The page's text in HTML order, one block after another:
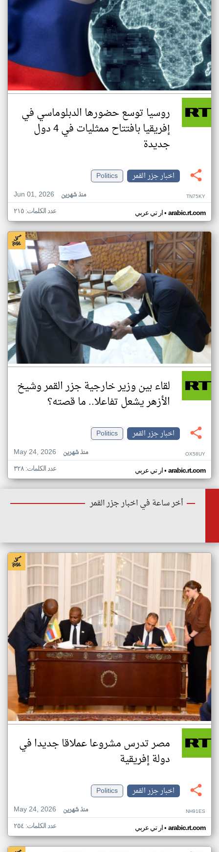
روسيا توسع حضورها الدبلوماسي في
إفريقيا بافتتاح ممثليات في 4 دول
جديدة
اخبار جزر القمر
Politics
Jun 01, 2026
منذ شهرين TN75KY
ار تي عربي• arabic.rt.com عدد الكلمات: ٢١٥
لقاء بين وزير خارجية جزر القمر وشيخ
الأزهر يشعل تفاعلا.. ما قصته؟
اخبار جزر القمر
Politics
May 24, 2026
منذ شهرين OX58UY
ار تي عربي• arabic.rt.com عدد الكلمات: ٣٢٨
أخر ساعة في اخبار جزر القمر
مصر تدرس مشروعا عملاقا جديدا في
دولة إفريقية
اخبار جزر القمر
Politics
May 24, 2026
منذ شهرين NH91ES
ار تي عربي• arabic.rt.com عدد الكلمات: ٢٥٤